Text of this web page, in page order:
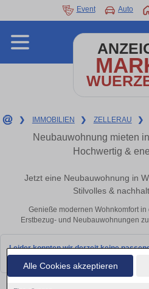
Alle Cookies akzeptieren
Event Auto
❯ IMMOBILIEN ❯ ZELLERAU ❯
Neubauwohnung mieten
Hochwertig &
Jetzt eine Neubauwohnung in
Stilvolles &
Genieße modernen Wohnkomfort
Erstbezug- und Neubauwohnungen
Leider konnten wir derzeit keine